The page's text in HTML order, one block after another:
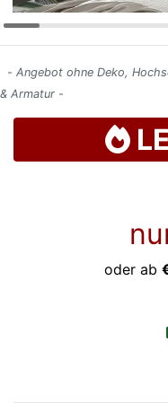
- Angebot ohne Deko,
& Armatur -
oder ab
Letz-
Deals